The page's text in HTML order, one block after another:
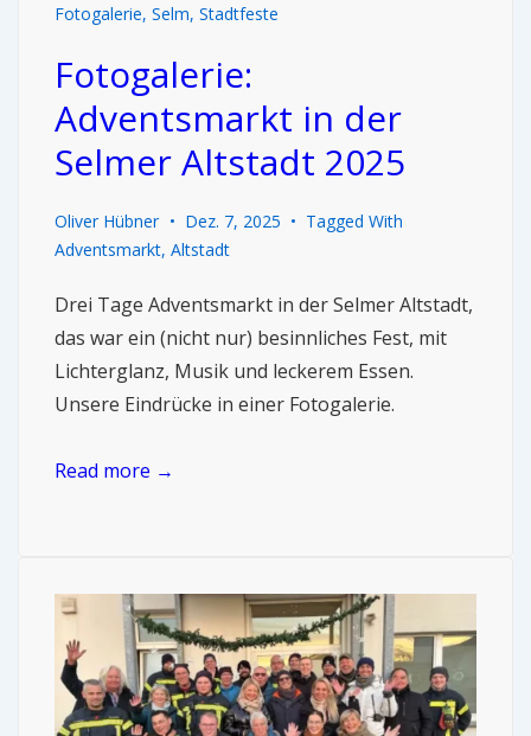
Fotogalerie, Selm, Stadtfeste
Fotogalerie:
Adventsmarkt in der
Selmer Altstadt 2025
Oliver Hübner Dez. 7, 2025
Tagged With
Adventsmarkt, Altstadt
Drei Tage Adventsmarkt in der Selmer Altstadt,
das war ein (nicht nur) besinnliches Fest, mit
Lichterglanz, Musik und leckerem Essen.
Unsere Eindrücke in einer Fotogalerie.
Read more →